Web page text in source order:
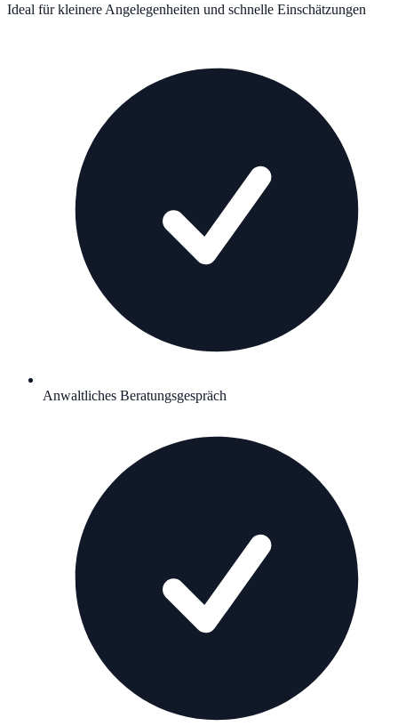
Ideal für kleinere Angelegenheiten und schnelle Einschätzungen
Anwaltliches Beratungsgespräch